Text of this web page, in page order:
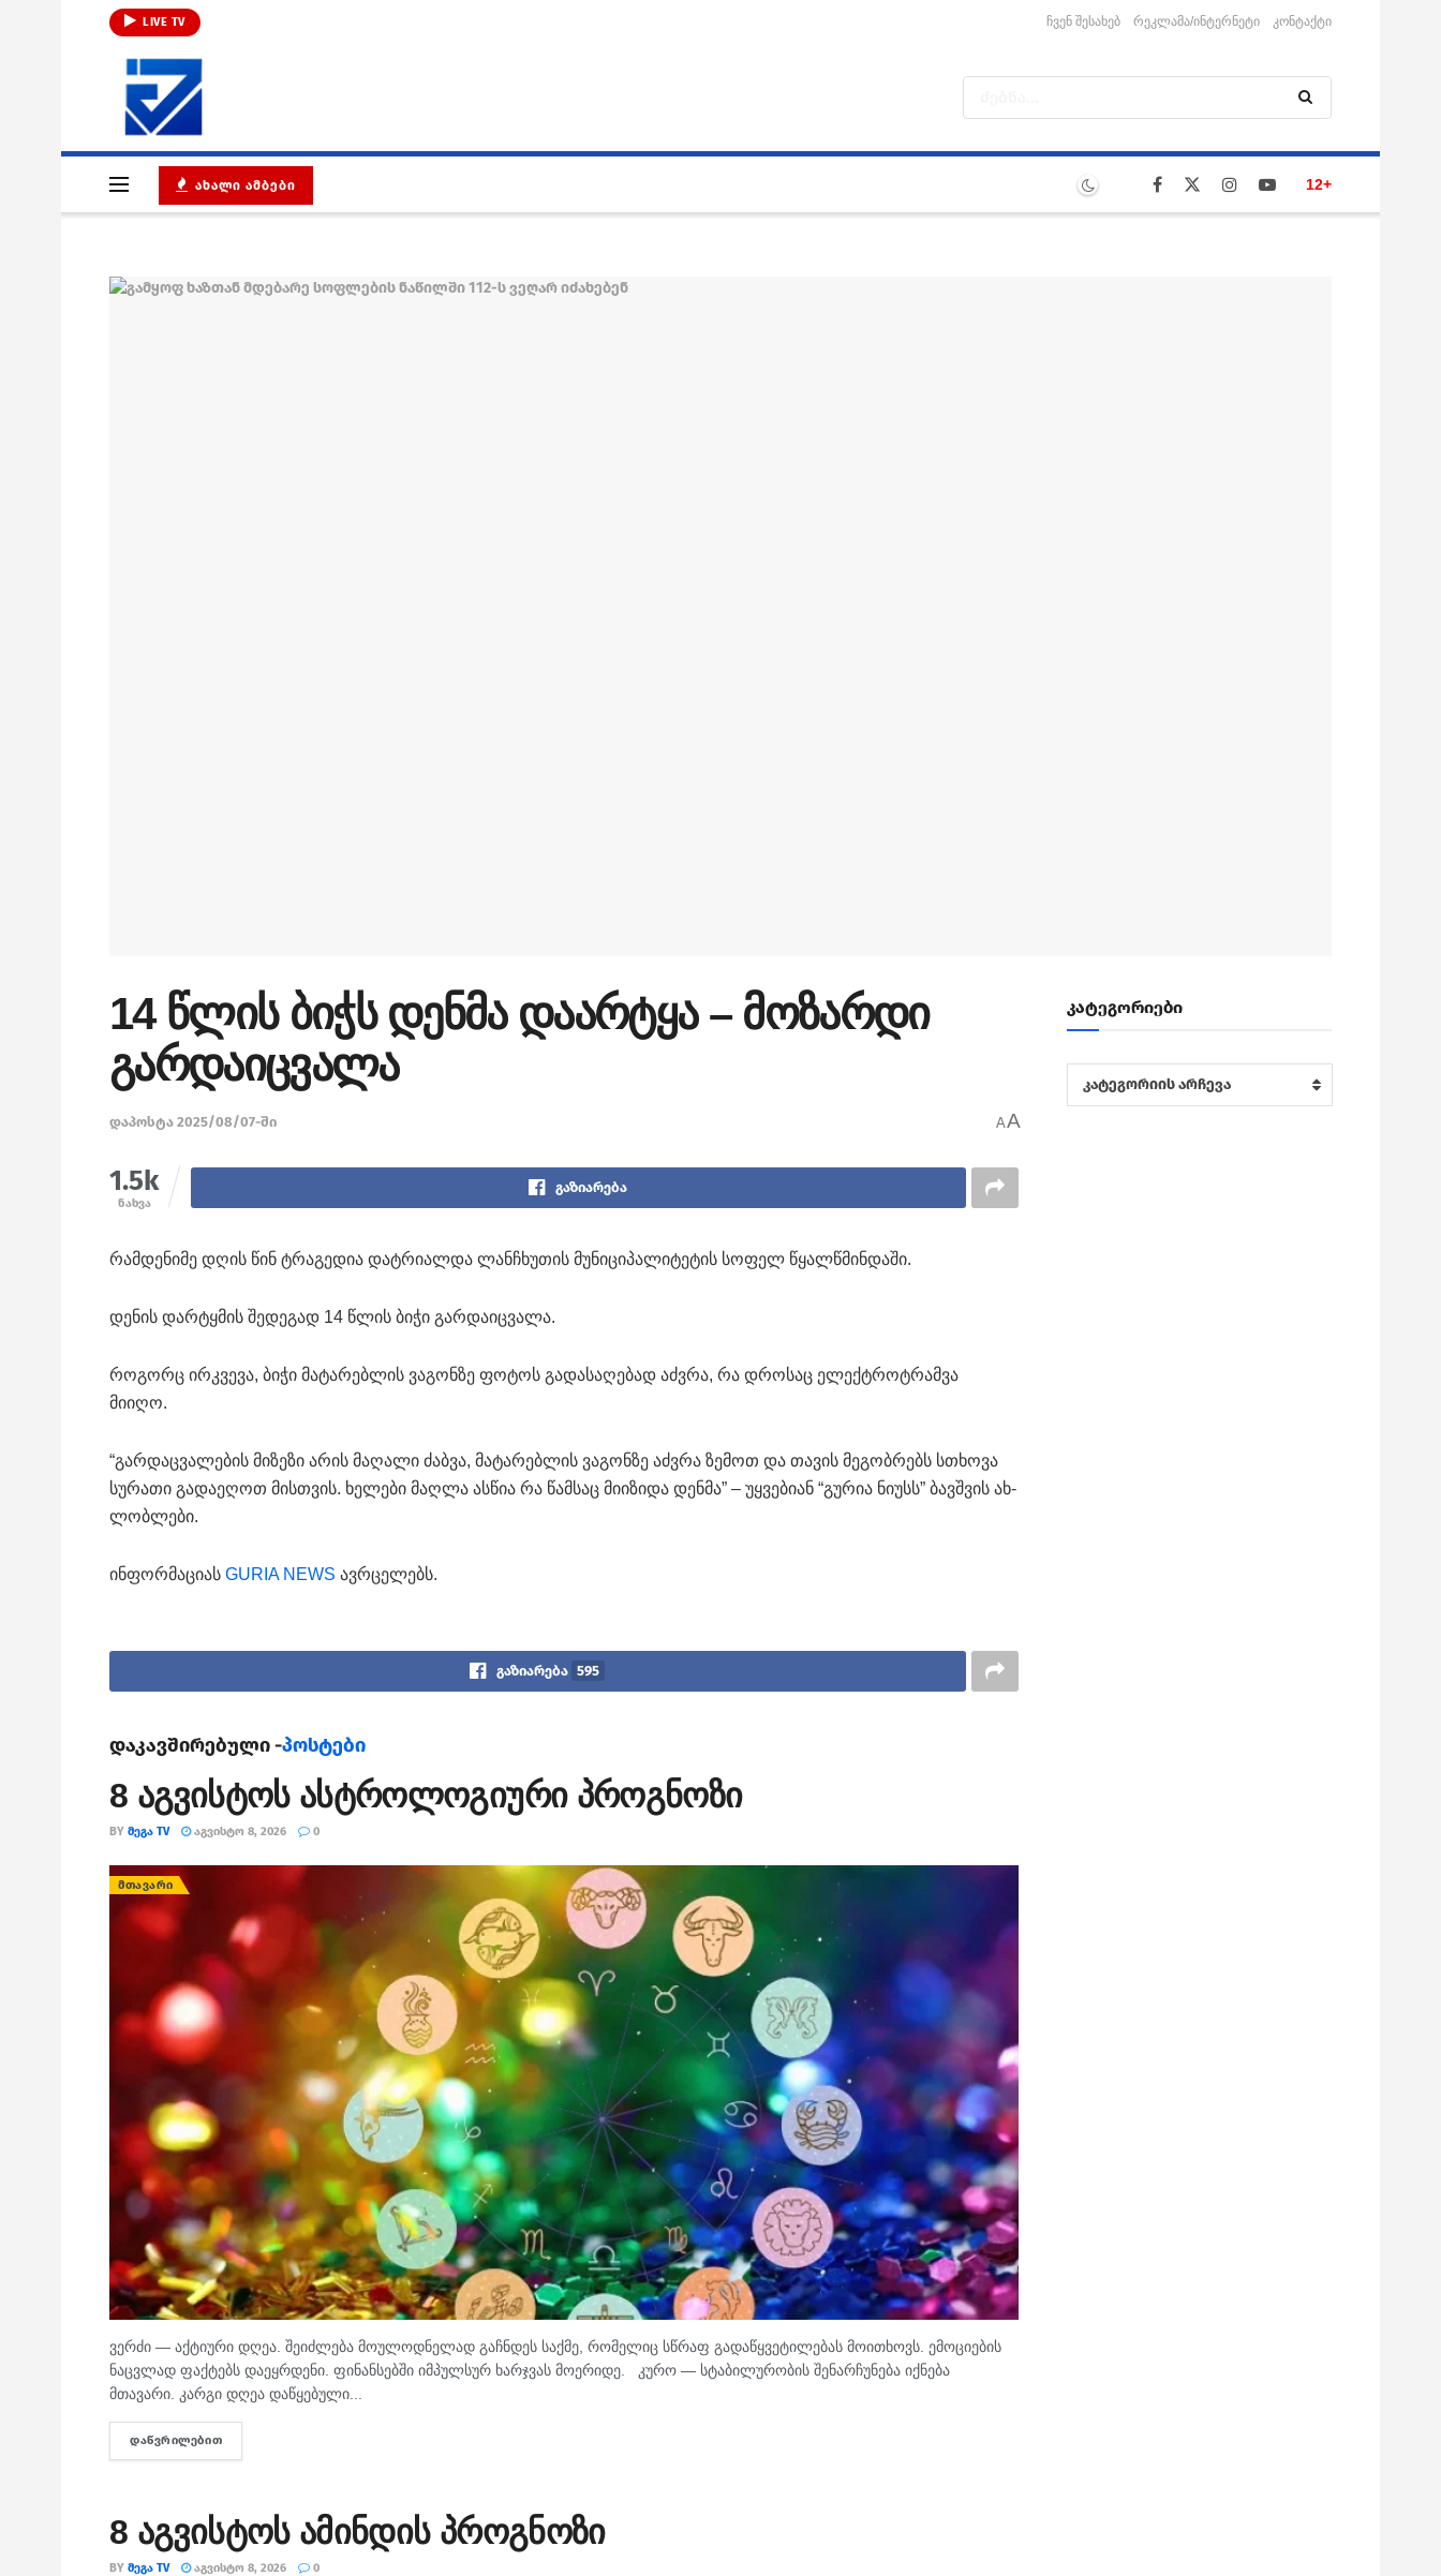
LIVE TV ჩვენ შესახებ რეკლამა/ინტერნეტი კონტაქტი
ᲐᲮᲐᲚᲘ ᲐᲛᲑᲔᲑᲘ 12+
14 წლის ბიჭს დენმა დაარტყა – მოზარდი
გარდაიცვალა
დაპოსტა 2025/08/07-ში AA
1.5k
ნახვა
გაზიარება
რამდენიმე დღის წინ ტრაგედია დატრიალდა ლანჩხუთის მუნიციპალიტეტის სოფელ წყალწმინდაში.
დენის დარტყმის შედეგად 14 წლის ბიჭი გარდაიცვალა.
როგორც ირკვევა, ბიჭი მატარებლის ვაგონზე ფოტოს გადასაღებად აძვრა, რა დროსაც ელექტროტრამვა
მიიღო.
“გარ­დაც­ვა­ლე­ბის მი­ზე­ზი არის მა­ღა­ლი ძაბ­ვა, მა­ტა­რებ­ლის ვა­გონ­ზე აძ­ვრა ზე­მოთ და თა­ვის მე­გობ­რებს სთხო­ვა
სუ­რა­თი გა­და­ე­ღოთ მის­თვის. ხე­ლე­ბი მაღ­ლა ას­წია რა წამ­საც მი­ი­ზი­და დენ­მა” – უყ­ვე­ბი­ან “გუ­რია ნი­უსს” ბავ­შვის ახ­
ლობ­ლე­ბი.
ინფორმაციას GURIA NEWS ავრცელებს.
გაზიარება 595
დაკავშირებული -პოსტები
8 აგვისტოს ასტროლოგიური პროგნოზი
BY ᲛᲔᲒᲐ TV ᲐᲒᲕᲘᲡᲢᲝ 8, 2026 0
ᲛᲗᲐᲕᲐᲠᲘ
ვერძი — აქტიური დღეა. შეიძლება მოულოდნელად გაჩნდეს საქმე, რომელიც სწრაფ გადაწყვეტილებას მოითხოვს. ემოციების
ნაცვლად ფაქტებს დაეყრდენი. ფინანსებში იმპულსურ ხარჯვას მოერიდე. კურო — სტაბილურობის შენარჩუნება იქნება
მთავარი. კარგი დღეა დაწყებული...
ᲓᲐᲬᲕᲠᲘᲚᲔᲑᲘᲗ
8 აგვისტოს ამინდის პროგნოზი
BY ᲛᲔᲒᲐ TV ᲐᲒᲕᲘᲡᲢᲝ 8, 2026 0
კატეგორიები
კატეგორიები
კატეგორიის არჩევა